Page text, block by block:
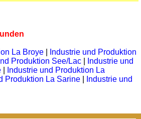
La Broye
Industrie und Produktion
Produktion See/Lac
Industrie und
Industrie und Produktion La
Produktion La Sarine
Industrie und